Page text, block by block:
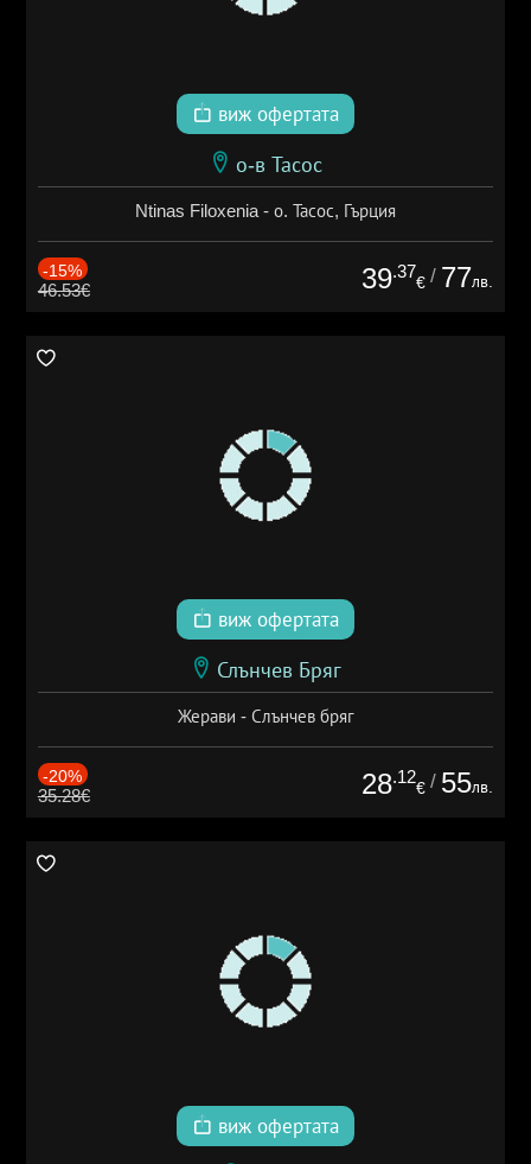
виж офертата
о-в Тасос
Ntinas Filoxenia - о. Тасос, Гърция
-15%
46.53€ 39.37
€ / 77лв.
виж офертата
Слънчев Бряг
Жерави - Слънчев бряг
-20%
35.28€ 28.12
€ / 55лв.
виж офертата